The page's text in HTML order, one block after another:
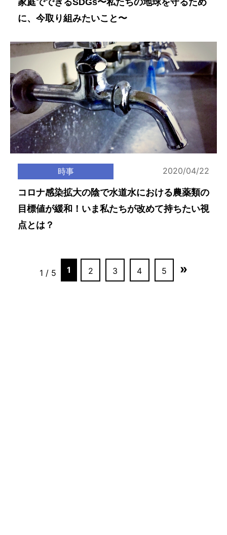
家庭でできるSDGs〜私たちの地球を守るため
に、今取り組みたいこと〜
時事 2020/04/22
コロナ感染拡大の陰で水道水における農薬類の
目標値が緩和！いま私たちが改めて持ちたい視
点とは？
1 / 5 1 2 3 4 5 »